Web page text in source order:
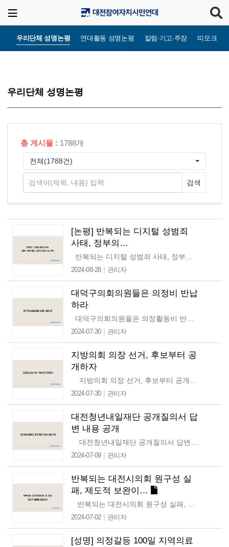
우리단체 성명논평 연대활동 성명논평 칼럼·기고·주장 띠모크라
우리단체 성명논평
총 게시물 : 1788개
전체(1788건)
검색
[논평] 반복되는 디지털 성범죄
사태, 정부의…
2024-08-28| 관리자
대덕구의회의원들은 의정비 반납
하라
대덕구의회의원들은 의정활동비 반납하라 7월 24일 대덕구의회는 후반기 의장단 원구성에 실패했다. 2년전 전반기 원구성 실패의 악몽을 되풀이하고 있다. 당시…
2024-07-30| 관리자
지방의회 의장 선거, 후보부터 공
개하자
2024-07-30| 관리자
대전청년내일재단 공개질의서 답
변 내용 공개
2024-07-09| 관리자
반복되는 대전시의회 원구성 실
패, 제도적 보완이…
2024-07-02| 관리자
[성명] 의정갈등 100일 지역의료